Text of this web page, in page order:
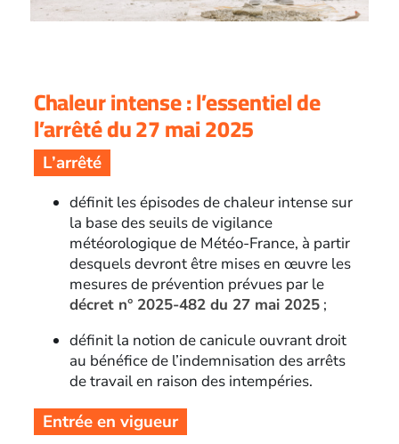
Chaleur intense : l’essentiel de
l’arrêté du 27 mai 2025
L’arrêté
définit les épisodes de chaleur intense sur
la base des seuils de vigilance
météorologique de Météo-France, à partir
desquels devront être mises en œuvre les
mesures de prévention prévues par le
décret n° 2025-482 du 27 mai 2025;
définit la notion de canicule ouvrant droit
au bénéfice de l’indemnisation des arrêts
de travail en raison des intempéries.
Entrée en vigueur